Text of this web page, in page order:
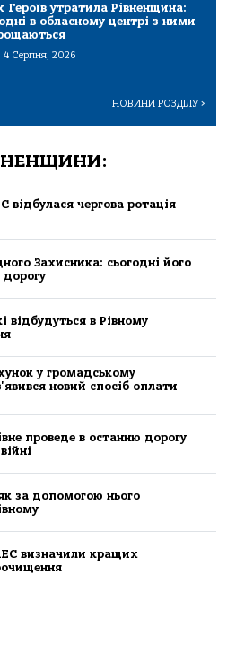
Героїв утратила Рівненщина:
в обласному центрі з ними
4 Серпня, 2026
НОВИНИ РОЗДІЛУ>
чергова ротація
Захисника: сьогодні його
дорогу
відбудуться в Рівному
у громадському
новий спосіб оплати
проведе в останню дорогу
за допомогою нього
визначили кращих